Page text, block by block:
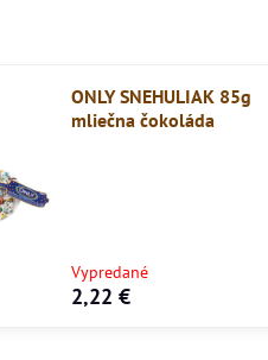
ONLY SNEHULIAK 85g
mliečna čokoláda
Vypredané
2,22 €